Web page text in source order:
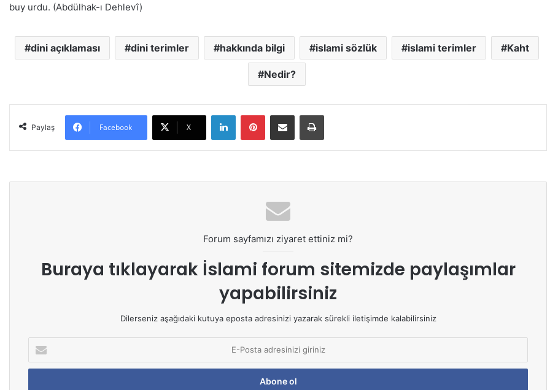
buy urdu. (Abdülhak-ı Dehlevî)
dini açıklaması dini terimler hakkında bilgi islami sözlük islami terimler Kaht
Nedir?
Paylaş Facebook X
Forum sayfamızı ziyaret ettiniz mi?
Buraya tıklayarak İslami forum sitemizde paylaşımlar
yapabilirsiniz
Dilerseniz aşağıdaki kutuya eposta adresinizi yazarak sürekli iletişimde kalabilirsiniz
P